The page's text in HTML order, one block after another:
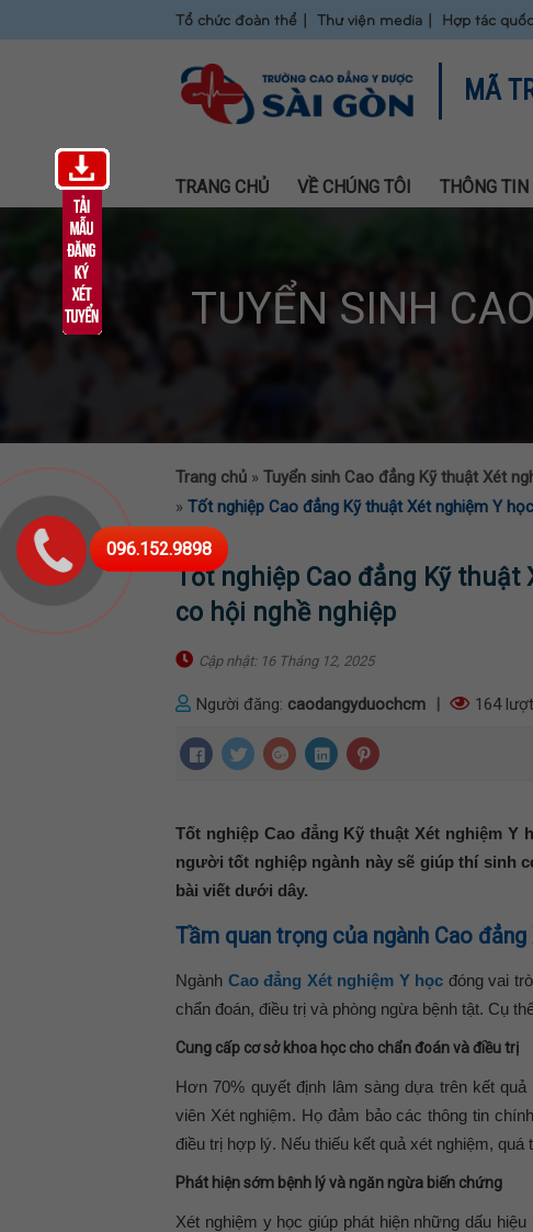
Tổ chức đoàn thể Thư viện media Hợp tác
MÃ
TRANG CHỦ VỀ CHÚNG TÔI THÔNG
096.152.9898
TUYỂN SINH
Trang chủ » Tuyển sinh Cao đẳng Kỹ thuật Xét
» Tốt nghiệp Cao đẳng Kỹ thuật Xét nghiệm Y
Tốt nghiệp Cao đẳng Kỹ thuật
co hội nghề nghiệp
Cập nhật: 16 Tháng 12, 2025
Người đăng: caodangyduochcm 164
Tốt nghiệp Cao đẳng Kỹ thuật Xét nghiệm
người tốt nghiệp ngành này sẽ giúp thí sinh
bài viết dưới dây.
Tầm quan trọng của ngành Cao
Ngành Cao đẳng Xét nghiệm Y học đóng vai
chẩn đoán, điều trị và phòng ngừa bệnh tật. Cụ
Cung cấp cơ sở khoa học cho chẩn đoán và điều trị
Hơn 70% quyết định lâm sàng dựa trên kết
viên Xét nghiệm. Họ đảm bảo các thông tin
điều trị hợp lý. Nếu thiếu kết quả xét nghiệm,
Phát hiện sớm bệnh lý và ngăn ngừa biến chứng
Xét nghiệm y học giúp phát hiện những dấu